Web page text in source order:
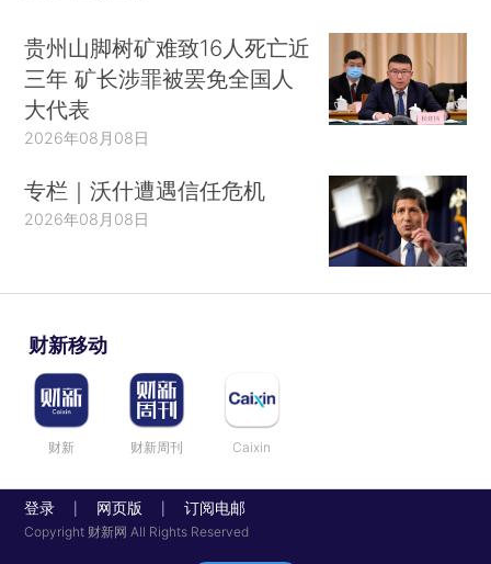
贵州山脚树矿难致16人死亡近
三年 矿长涉罪被罢免全国人
大代表
2026年08月08日
专栏｜沃什遭遇信任危机
2026年08月08日
财新移动
财新 财新周刊 Caixin
登录 网页版 订阅电邮
Copyright 财新网 All Rights Reserved